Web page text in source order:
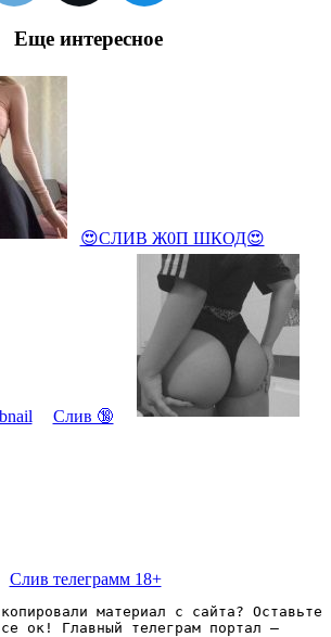
Еще интересное
😍СЛИВ Ж0П ШКОД😍
Слив 🔞
Слив телеграмм 18+
материал с сайта? Оставьте
ок! Главный телеграм портал –